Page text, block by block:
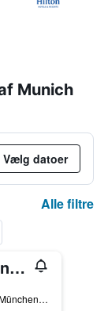
Munich
Vælg datoer
Alle filtre
Sofitel Munich Bayerpost
Bayerstrasse 12, München, Bayern, Tyskland